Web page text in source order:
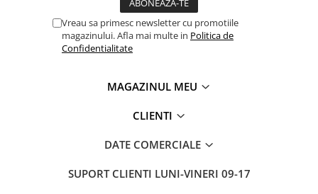
Vreau sa primesc newsletter cu promotiile
magazinului. Afla mai multe in Politica de
Confidentialitate
MAGAZINUL MEU
CLIENTI
DATE COMERCIALE
SUPORT CLIENTI LUNI-VINERI 09-17